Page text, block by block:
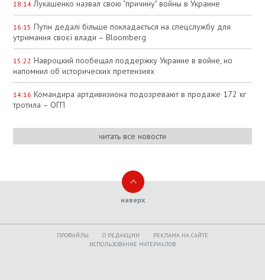
18:14 Лукашенко назвал свою "причину" войны в Украине
16:15 Путін дедалі більше покладається на спецслужбу для
утримання своєї влади – Bloomberg
15:22 Навроцкий пообещал поддержку Украине в войне, но
напомнил об исторических претензиях
14:16 Командира артдивизиона подозревают в продаже 172 кг
тротила – ОГП
читать все новости
наверх
ПРОФАЙЛЫ O РЕДАКЦИИ
РЕКЛАМА НА САЙТЕ
ИСПОЛЬЗОВАНИЕ МАТЕРИАЛОВ